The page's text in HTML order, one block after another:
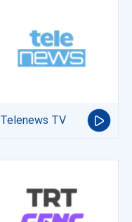
Telenews TV